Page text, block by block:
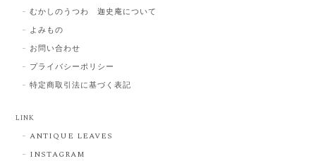
むかしのうつわ 迦史庵について
よみもの
お問い合わせ
プライバシーポリシー
特定商取引法に基づく表記
LINK
ANTIQUE LEAVES
INSTAGRAM